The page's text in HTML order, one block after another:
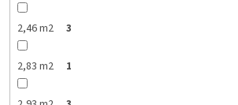
2,46 m2 3
2,83 m2 1